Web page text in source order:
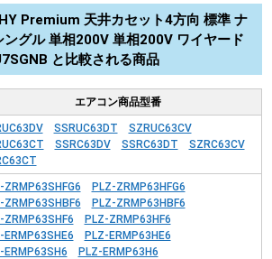
Premium 天井カセット4方向 標準 ナ
ングル 単相200V 単相200V ワイヤード
と比較される商品
エアコン商品型番
SSRUC63DT
SZRUC63CV
SSRC63DV SSRC63DT
SZRC63CV
ZRMP63SHFG6
PLZ-ZRMP63HFG6
ZRMP63SHBF6
PLZ-ZRMP63HBF6
ZRMP63SHF6
PLZ-ZRMP63HF6
ERMP63SHE6
PLZ-ERMP63HE6
ERMP63SH6
PLZ-ERMP63H6